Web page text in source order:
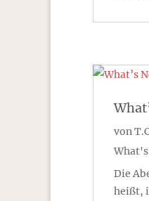
von
Die
heißt,